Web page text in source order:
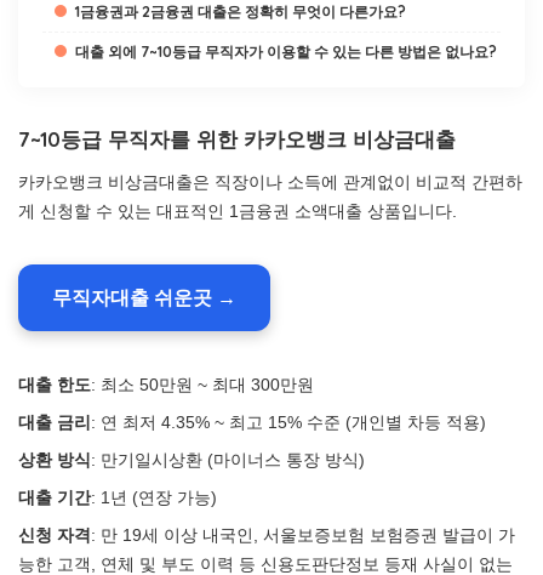
1금융권과 2금융권 대출은 정확히 무엇이 다른가요?
대출 외에 7~10등급 무직자가 이용할 수 있는 다른 방법은 없나요?
7~10등급 무직자를 위한 카카오뱅크 비상금대출
카카오뱅크 비상금대출은 직장이나 소득에 관계없이 비교적 간편하
게 신청할 수 있는 대표적인 1금융권 소액대출 상품입니다.
무직자대출 쉬운곳 →
대출 한도: 최소 50만원 ~ 최대 300만원
대출 금리 : 연 최저 4.35% ~ 최고 15% 수준 (개인별 차등 적용)
상환 방식: 만기일시상환 (마이너스 통장 방식)
대출 기간: 1년 (연장 가능)
신청 자격 : 만 19세 이상 내국인, 서울보증보험 보험증권 발급이 가
능한 고객, 연체 및 부도 이력 등 신용도판단정보 등재 사실이 없는